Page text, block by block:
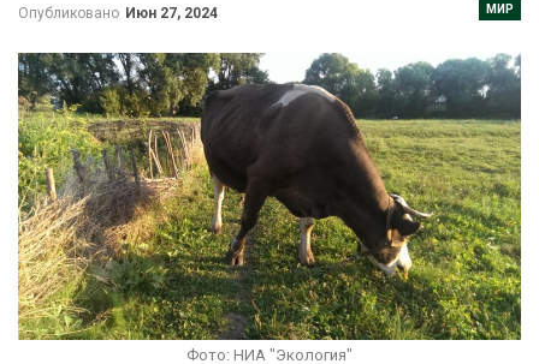
МИР
Опубликовано Июн 27, 2024
Фото: НИА "Экология"